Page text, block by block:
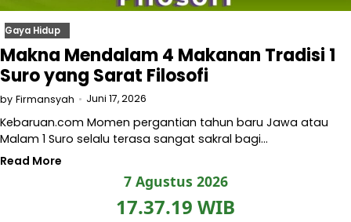
Gaya Hidup
Makna Mendalam 4 Makanan Tradisi 1
Suro yang Sarat Filosofi
by Firmansyah Juni 17, 2026
Kebaruan.com Momen pergantian tahun baru Jawa atau
Malam 1 Suro selalu terasa sangat sakral bagi…
Read More
7 Agustus 2026
17.37.20 WIB